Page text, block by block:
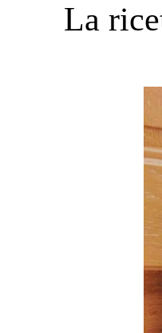
La